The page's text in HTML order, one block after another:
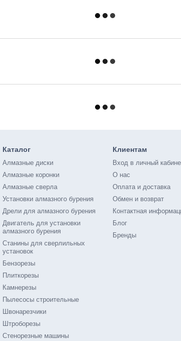
Каталог
Алмазные диски
Алмазные коронки
Алмазные сверла
Установки алмазного бурения
Дрели для алмазного бурения
Двигатель для установки
алмазного бурения
Станины для сверлильных
установок
Бензорезы
Плиткорезы
Камнерезы
Пылесосы строительные
Швонарезчики
Штроборезы
Стенорезные машины
Клиентам
Вход в личный
О нас
Оплата и доставка
Обмен и возврат
Контактная
Блог
Бренды